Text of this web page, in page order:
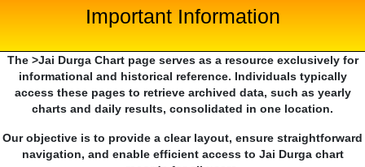
Important Information
The >Jai Durga Chart page serves as a resource exclusively for
informational and historical reference. Individuals typically
access these pages to retrieve archived data, such as yearly
charts and daily results, consolidated in one location.
Our objective is to provide a clear layout, ensure straightforward
navigation, and enable efficient access to Jai Durga chart